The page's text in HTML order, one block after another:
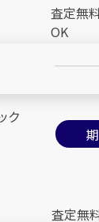
査定無
OK
査定無